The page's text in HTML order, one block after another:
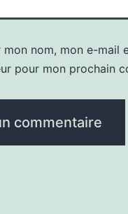
mon nom, mon e-mail
pour mon prochain